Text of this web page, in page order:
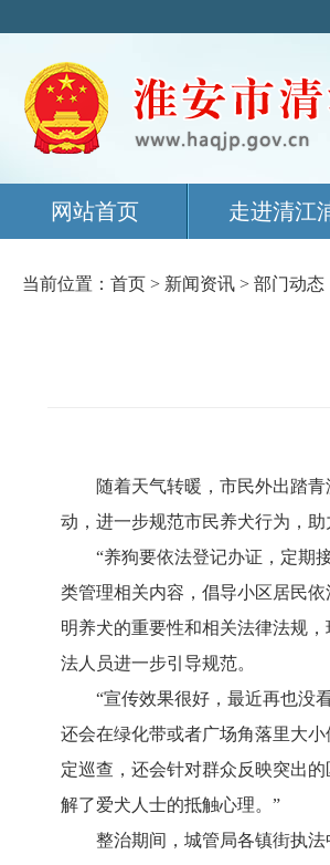
网站首页 走进清江
当前位置： 首页 > 新闻资讯 > 部门动态
随着天气转暖，市民外出踏
动，进一步规范市民养犬行为，
“养狗要依法登记办证，定期
类管理相关内容，倡导小区居民
明养犬的重要性和相关法律法规
法人员进一步引导规范。
“宣传效果很好，最近再也没
还会在绿化带或者广场角落里大
定巡查，还会针对群众反映突出
解了爱犬人士的抵触心理。”
整治期间，城管局各镇街执